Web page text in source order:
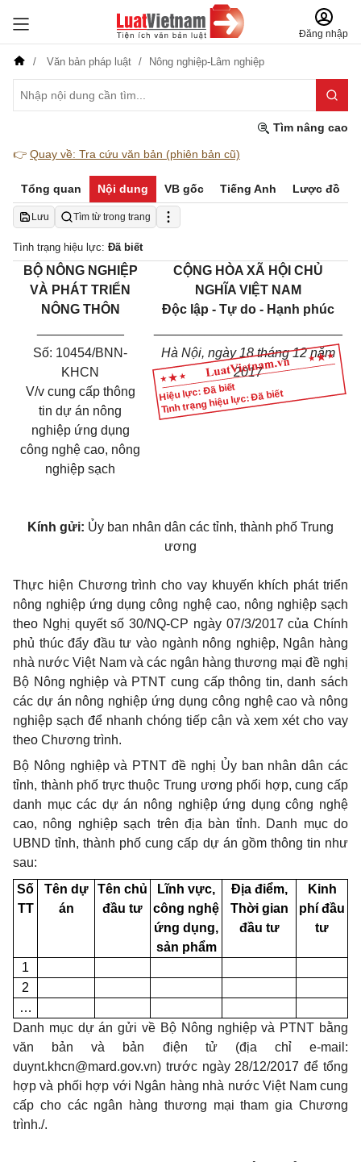
Đăng nhập
Văn bản pháp luật Nông nghiệp-Lâm nghiệp
Tìm nâng cao
👉 Quay về: Tra cứu văn bản (phiên bản cũ)
Tổng quan Nội dung VB gốc Tiếng Anh Lược đồ
Lưu Tìm từ trong trang
Tình trạng hiệu lực: Đã biết
Hiệu lực: Đã biết
Tình trạng hiệu lực: Đã biết
BỘ NÔNG NGHIỆP
VÀ PHÁT TRIỂN
NÔNG THÔN
CỘNG HÒA XÃ HỘI CHỦ
NGHĨA VIỆT NAM
Độc lập - Tự do - Hạnh phúc
Số: 10454/BNN-
KHCN
V/v cung cấp thông
tin dự án nông
nghiệp ứng dụng
công nghệ cao, nông
nghiệp sạch
Hà Nội, ngày 18tháng12năm
2017
Kính gửi: Ủy ban nhân dân các tỉnh, thành phố Trung
ương
Thực hiện Chương trình cho vay khuyến khích phát triển
nông nghiệp ứng dụng công nghệ cao, nông nghiệp sạch
theo Nghị quyết số 30/NQ-CP ngày 07/3/2017 của Chính
phủ thúc đẩy đầu tư vào ngành nông nghiệp, Ngân hàng
nhà nước Việt Nam và các ngân hàng thương mại đề nghị
Bộ Nông nghiệp và PTNT cung cấp thông tin, danh sách
các dự án nông nghiệp ứng dụng công nghệ cao và nông
nghiệp sạch để nhanh chóng tiếp cận và xem xét cho vay
theo Chương trình.
Bộ Nông nghiệp và PTNT đề nghị Ủy ban nhân dân các
tỉnh, thành phố trực thuộc Trung ương phối hợp, cung cấp
danh mục các dự án nông nghiệp ứng dụng công nghệ
cao, nông nghiệp sạch trên địa bàn tỉnh. Danh mục do
UBND tỉnh, thành phố cung cấp dự án gồm thông tin như
sau:
Số
TT
Tên dự
án
Tên chủ
đầu tư
Lĩnh vực,
công nghệ
ứng dụng,
sản phẩm
Địa điểm,
Thời gian
đầu tư
Kinh
phí đầu
tư
1
2
…
Danh mục dự án gửi về Bộ Nông nghiệp và PTNT bằng
văn bản và bản điện tử (địa chỉ e-mail:
duynt.khcn@mard.gov.vn) trước ngày 28/12/2017 để tổng
hợp và phối hợp với Ngân hàng nhà nước Việt Nam cung
cấp cho các ngân hàng thương mại tham gia Chương
trình./.